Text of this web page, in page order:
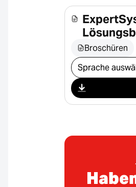
Broschüren
Download